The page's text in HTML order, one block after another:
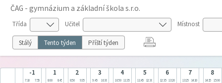
ČAG - gymnázium a základní škola s.r.o.
Třída Učitel Místnost
Stálý Tento týden Příští týden
-1
7:10 7:55
1
8:00 8:45
2
8:50 9:35
3
9:45 10:30
4
10:50 11:35
5
11:45 12:30
6
12:35 13:20
7
13:25 14:10
8
14:15 15:00